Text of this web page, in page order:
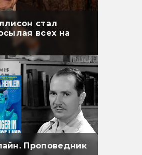
стал
всех на
Проповедник